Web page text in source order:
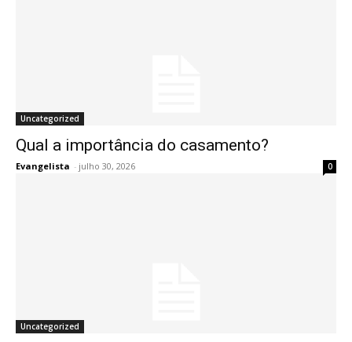
Uncategorized
Qual a importância do casamento?
Evangelista - julho 30, 2026 0
Uncategorized